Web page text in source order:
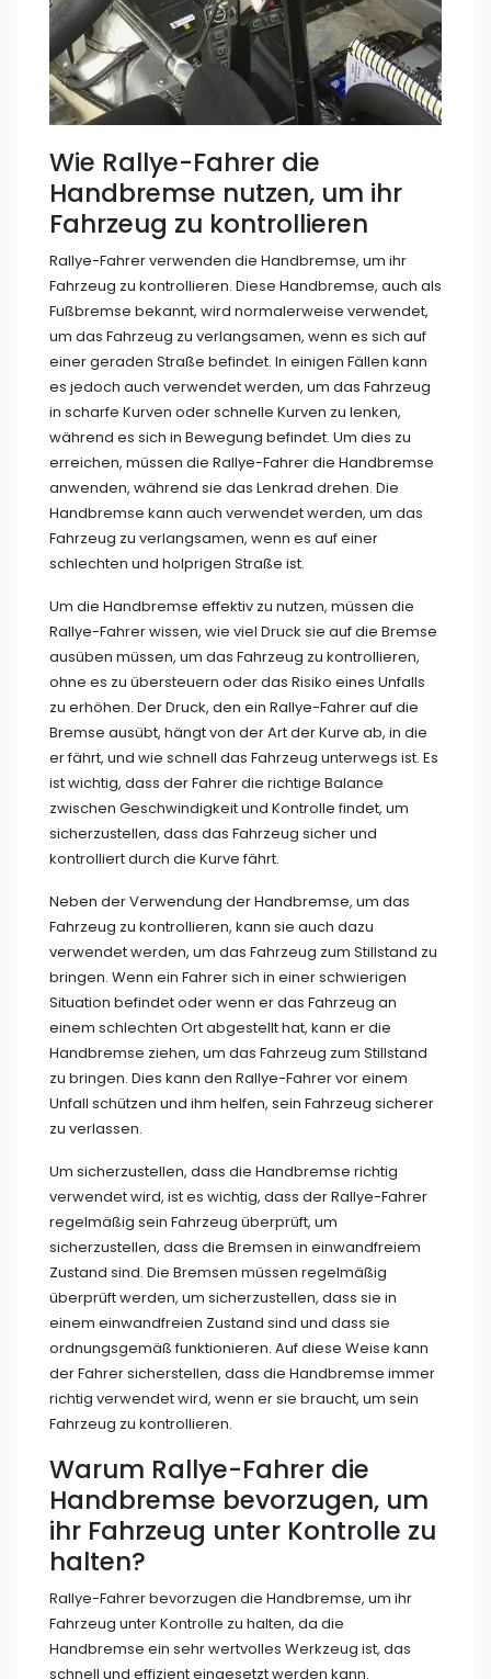
Wie Rallye-Fahrer die
Handbremse nutzen, um ihr
Fahrzeug zu kontrollieren
Rallye-Fahrer verwenden die Handbremse, um ihr
Fahrzeug zu kontrollieren. Diese Handbremse, auch als
Fußbremse bekannt, wird normalerweise verwendet,
um das Fahrzeug zu verlangsamen, wenn es sich auf
einer geraden Straße befindet. In einigen Fällen kann
es jedoch auch verwendet werden, um das Fahrzeug
in scharfe Kurven oder schnelle Kurven zu lenken,
während es sich in Bewegung befindet. Um dies zu
erreichen, müssen die Rallye-Fahrer die Handbremse
anwenden, während sie das Lenkrad drehen. Die
Handbremse kann auch verwendet werden, um das
Fahrzeug zu verlangsamen, wenn es auf einer
schlechten und holprigen Straße ist.
Um die Handbremse effektiv zu nutzen, müssen die
Rallye-Fahrer wissen, wie viel Druck sie auf die Bremse
ausüben müssen, um das Fahrzeug zu kontrollieren,
ohne es zu übersteuern oder das Risiko eines Unfalls
zu erhöhen. Der Druck, den ein Rallye-Fahrer auf die
Bremse ausübt, hängt von der Art der Kurve ab, in die
er fährt, und wie schnell das Fahrzeug unterwegs ist. Es
ist wichtig, dass der Fahrer die richtige Balance
zwischen Geschwindigkeit und Kontrolle findet, um
sicherzustellen, dass das Fahrzeug sicher und
kontrolliert durch die Kurve fährt.
Neben der Verwendung der Handbremse, um das
Fahrzeug zu kontrollieren, kann sie auch dazu
verwendet werden, um das Fahrzeug zum Stillstand zu
bringen. Wenn ein Fahrer sich in einer schwierigen
Situation befindet oder wenn er das Fahrzeug an
einem schlechten Ort abgestellt hat, kann er die
Handbremse ziehen, um das Fahrzeug zum Stillstand
zu bringen. Dies kann den Rallye-Fahrer vor einem
Unfall schützen und ihm helfen, sein Fahrzeug sicherer
zu verlassen.
Um sicherzustellen, dass die Handbremse richtig
verwendet wird, ist es wichtig, dass der Rallye-Fahrer
regelmäßig sein Fahrzeug überprüft, um
sicherzustellen, dass die Bremsen in einwandfreiem
Zustand sind. Die Bremsen müssen regelmäßig
überprüft werden, um sicherzustellen, dass sie in
einem einwandfreien Zustand sind und dass sie
ordnungsgemäß funktionieren. Auf diese Weise kann
der Fahrer sicherstellen, dass die Handbremse immer
richtig verwendet wird, wenn er sie braucht, um sein
Fahrzeug zu kontrollieren.
Warum Rallye-Fahrer die
Handbremse bevorzugen, um
ihr Fahrzeug unter Kontrolle zu
halten?
Rallye-Fahrer bevorzugen die Handbremse, um ihr
Fahrzeug unter Kontrolle zu halten, da die
Handbremse ein sehr wertvolles Werkzeug ist, das
schnell und effizient eingesetzt werden kann.